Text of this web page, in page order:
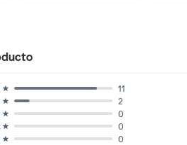
0
0
0
2
11